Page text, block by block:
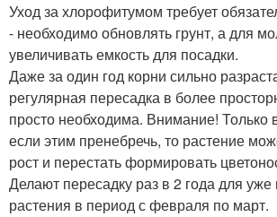
Уход за хлорофитумом требует
- необходимо обновлять грунт, а для
увеличивать емкость для посадки.
Даже за один год корни сильно
регулярная пересадка в более
просто необходима. Внимание! Только
если этим пренебречь, то растение
рост и перестать формировать
Делают пересадку раз в 2 года для
растения в период с февраля по март.